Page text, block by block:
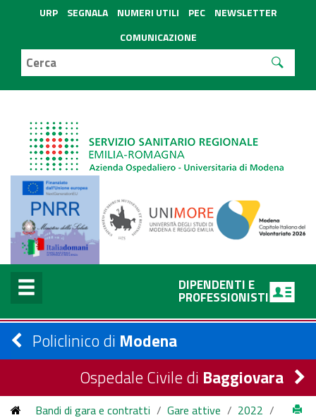
URP SEGNALA NUMERI UTILI PEC
NEWSLETTER
COMUNICAZIONE
DIPENDENTI E
PROFESSIONISTI
Policlinico di Modena
Ospedale Civile di Baggiovara
Bandi di gara e contratti / Gare attive / 2022 /